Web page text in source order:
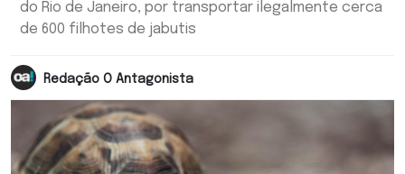
do Rio de Janeiro, por transportar ilegalmente cerca
de 600 filhotes de jabutis
Redação O Antagonista